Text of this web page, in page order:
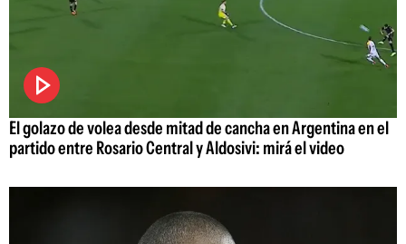
El golazo de volea desde mitad de cancha en Argentina en el
partido entre Rosario Central y Aldosivi: mirá el video